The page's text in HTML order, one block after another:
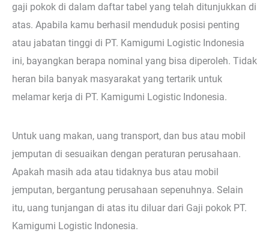
gaji pokok di dalam daftar tabel yang telah ditunjukkan di
atas. Apabila kamu berhasil menduduk posisi penting
atau jabatan tinggi di PT. Kamigumi Logistic Indonesia
ini, bayangkan berapa nominal yang bisa diperoleh. Tidak
heran bila banyak masyarakat yang tertarik untuk
melamar kerja di PT. Kamigumi Logistic Indonesia.
Untuk uang makan, uang transport, dan bus atau mobil
jemputan di sesuaikan dengan peraturan perusahaan.
Apakah masih ada atau tidaknya bus atau mobil
jemputan, bergantung perusahaan sepenuhnya. Selain
itu, uang tunjangan di atas itu diluar dari Gaji pokok PT.
Kamigumi Logistic Indonesia.